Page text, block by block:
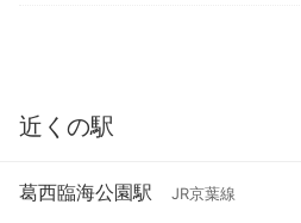
近くの駅
葛西臨海公園駅 JR京葉線